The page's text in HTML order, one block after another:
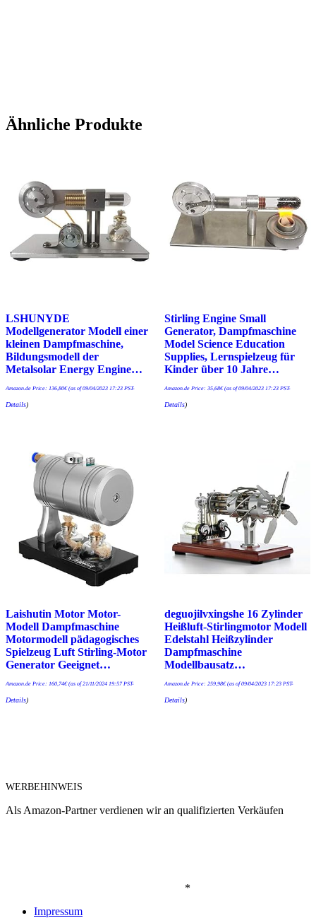
Ähnliche Produkte
LSHUNYDE
Modellgenerator Modell einer
kleinen Dampfmaschine,
Bildungsmodell der
Metalsolar Energy Engine…
Amazon.de Price: 136,80€(as of 09/04/2023 17:23 PST-
Details)
Stirling Engine Small
Generator, Dampfmaschine
Model Science Education
Supplies, Lernspielzeug für
Kinder über 10 Jahre…
Amazon.de Price: 35,68€(as of 09/04/2023 17:23 PST-
Details)
Laishutin Motor Motor-
Modell Dampfmaschine
Motormodell pädagogisches
Spielzeug Luft Stirling-Motor
Generator Geeignet…
Amazon.de Price: 160,74€(as of 21/11/2024 19:57 PST-
Details)
deguojilvxingshe 16 Zylinder
Heißluft-Stirlingmotor Modell
Edelstahl Heißzylinder
Dampfmaschine
Modellbausatz…
Amazon.de Price: 259,98€(as of 09/04/2023 17:23 PST-
Details)
WERBEHINWEIS
Als Amazon-Partner verdienen wir an qualifizierten Verkäufen
*
Impressum